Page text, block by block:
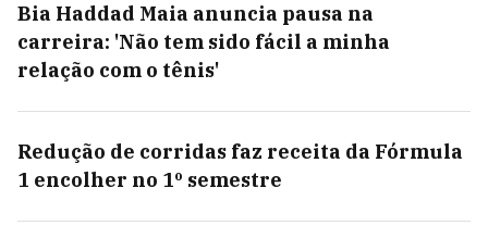
Bia Haddad Maia anuncia pausa na
carreira: 'Não tem sido fácil a minha
relação com o tênis'
Redução de corridas faz receita da Fórmula
1 encolher no 1º semestre